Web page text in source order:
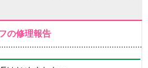
の修理報告